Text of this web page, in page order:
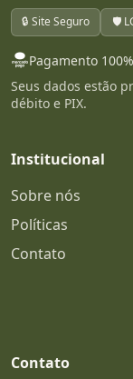
🔒 Site Seguro 🛡️
Pagamento
Seus dados estão
débito e PIX.
Institucional
Sobre nós
Políticas
Contato
Contato